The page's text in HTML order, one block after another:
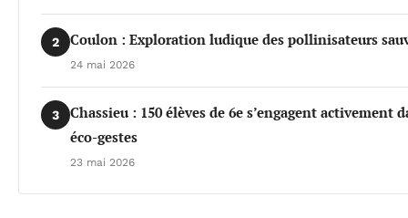
2 Coulon : Exploration ludique des pollinisateurs
24 mai 2026
3
Chassieu : 150 élèves de 6e s’engagent activement
éco-gestes
23 mai 2026